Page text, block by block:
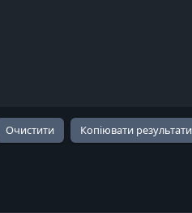
Копіювати результати